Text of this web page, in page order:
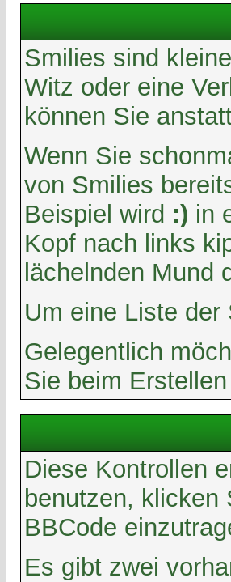
Smilies sind
Witz oder eine
können Sie
Wenn Sie
von Smilies
Beispiel wird :) in
Kopf nach links
lächelnden Mund
Um eine Liste
Gelegentlich
Sie beim
Diese Kontrollen
benutzen, klicken
BBCode
Es gibt zwei